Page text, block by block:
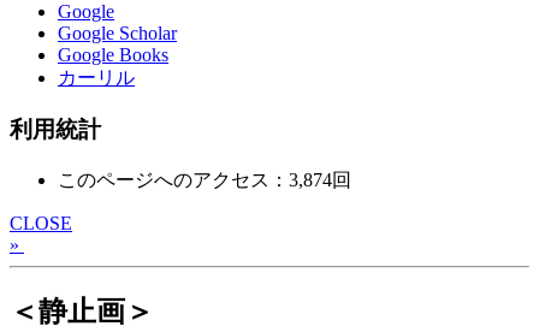
Google
Google Scholar
Google Books
カーリル
利用統計
このページへのアクセス：3,874回
CLOSE
»
＜静止画＞